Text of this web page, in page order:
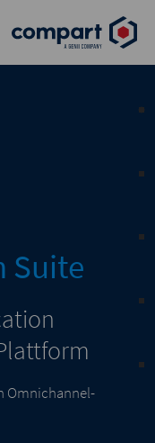
Suite
Omnichannel-